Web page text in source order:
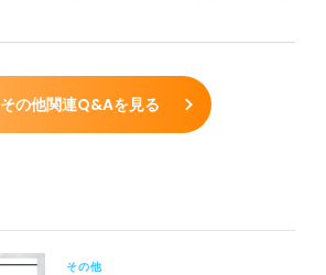
その他関連Q&Aを見る
その他